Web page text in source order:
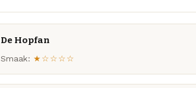
De Hopfan
Smaak: ★☆☆☆☆